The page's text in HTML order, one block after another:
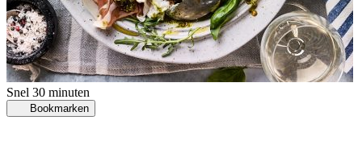
Snel 30 minuten
Bookmarken